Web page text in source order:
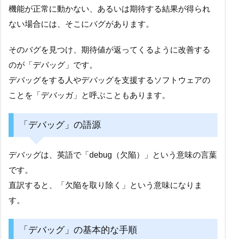
機能が正常に動かない、あるいは期待する結果が得られ
ない場合には、そこにバグがあります。
そのバグを見つけ、期待値が返ってくるように改善する
のが「デバッグ」です。
デバッグをする人やデバッグを支援するソフトウェアの
ことを「デバッガ」と呼ぶこともあります。
「デバッグ」の語源
デバッグは、英語で「debug（欠陥）」という意味の言葉
です。
直訳すると、「欠陥を取り除く」という意味になりま
す。
「デバッグ」の基本的な手順